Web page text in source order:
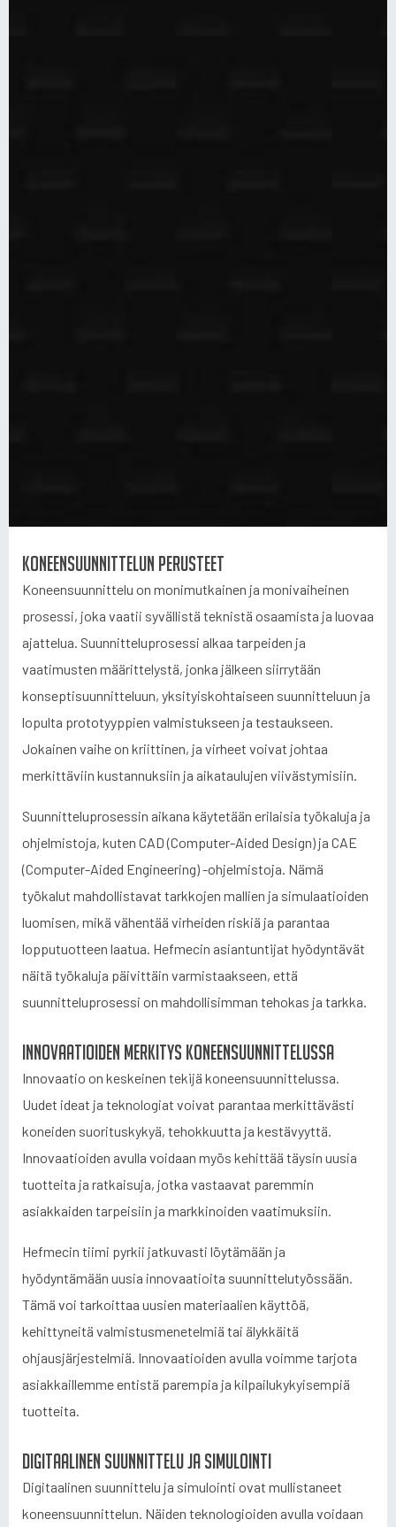
Koneensuunnittelun perusteet
Koneensuunnittelu on monimutkainen ja monivaiheinen
prosessi, joka vaatii syvällistä teknistä osaamista ja luovaa
ajattelua. Suunnitteluprosessi alkaa tarpeiden ja
vaatimusten määrittelystä, jonka jälkeen siirrytään
konseptisuunnitteluun, yksityiskohtaiseen suunnitteluun ja
lopulta prototyyppien valmistukseen ja testaukseen.
Jokainen vaihe on kriittinen, ja virheet voivat johtaa
merkittäviin kustannuksiin ja aikataulujen viivästymisiin.
Suunnitteluprosessin aikana käytetään erilaisia työkaluja ja
ohjelmistoja, kuten CAD (Computer-Aided Design) ja CAE
(Computer-Aided Engineering) -ohjelmistoja. Nämä
työkalut mahdollistavat tarkkojen mallien ja simulaatioiden
luomisen, mikä vähentää virheiden riskiä ja parantaa
lopputuotteen laatua. Hefmecin asiantuntijat hyödyntävät
näitä työkaluja päivittäin varmistaakseen, että
suunnitteluprosessi on mahdollisimman tehokas ja tarkka.
Innovaatioiden merkitys koneensuunnittelussa
Innovaatio on keskeinen tekijä koneensuunnittelussa.
Uudet ideat ja teknologiat voivat parantaa merkittävästi
koneiden suorituskykyä, tehokkuutta ja kestävyyttä.
Innovaatioiden avulla voidaan myös kehittää täysin uusia
tuotteita ja ratkaisuja, jotka vastaavat paremmin
asiakkaiden tarpeisiin ja markkinoiden vaatimuksiin.
Hefmecin tiimi pyrkii jatkuvasti löytämään ja
hyödyntämään uusia innovaatioita suunnittelutyössään.
Tämä voi tarkoittaa uusien materiaalien käyttöä,
kehittyneitä valmistusmenetelmiä tai älykkäitä
ohjausjärjestelmiä. Innovaatioiden avulla voimme tarjota
asiakkaillemme entistä parempia ja kilpailukykyisempiä
tuotteita.
Digitaalinen suunnittelu ja simulointi
Digitaalinen suunnittelu ja simulointi ovat mullistaneet
koneensuunnittelun. Näiden teknologioiden avulla voidaan